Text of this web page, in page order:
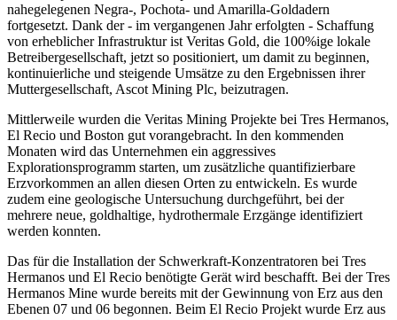
nahegelegenen Negra-, Pochota- und Amarilla-Goldadern
fortgesetzt. Dank der - im vergangenen Jahr erfolgten - Schaffung
von erheblicher Infrastruktur ist Veritas Gold, die 100%ige lokale
Betreibergesellschaft, jetzt so positioniert, um damit zu beginnen,
kontinuierliche und steigende Umsätze zu den Ergebnissen ihrer
Muttergesellschaft, Ascot Mining Plc, beizutragen.
Mittlerweile wurden die Veritas Mining Projekte bei Tres Hermanos,
El Recio und Boston gut vorangebracht. In den kommenden
Monaten wird das Unternehmen ein aggressives
Explorationsprogramm starten, um zusätzliche quantifizierbare
Erzvorkommen an allen diesen Orten zu entwickeln. Es wurde
zudem eine geologische Untersuchung durchgeführt, bei der
mehrere neue, goldhaltige, hydrothermale Erzgänge identifiziert
werden konnten.
Das für die Installation der Schwerkraft-Konzentratoren bei Tres
Hermanos und El Recio benötigte Gerät wird beschafft. Bei der Tres
Hermanos Mine wurde bereits mit der Gewinnung von Erz aus den
Ebenen 07 und 06 begonnen. Beim El Recio Projekt wurde Erz aus